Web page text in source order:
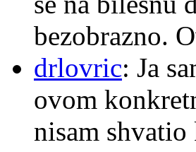
bezobrazno.
drlovric: Ja
ovom
nisam